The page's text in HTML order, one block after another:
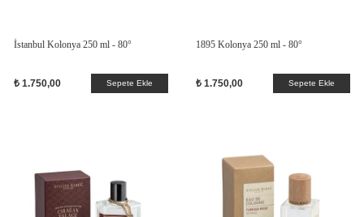
İstanbul Kolonya 250 ml - 80°
₺ 1.750,00 Sepete Ekle
1895 Kolonya 250 ml - 80°
₺ 1.750,00 Sepete Ekle